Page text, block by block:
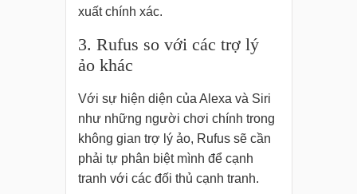
xuất chính xác.
3. Rufus so với các trợ lý
ảo khác
Với sự hiện diện của Alexa và Siri
như những người chơi chính trong
không gian trợ lý ảo, Rufus sẽ cần
phải tự phân biệt mình để cạnh
tranh với các đối thủ cạnh tranh.